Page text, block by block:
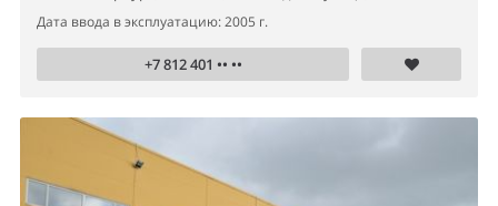
Дата ввода в эксплуатацию: 2005 г.
+7 812 401 •• ••